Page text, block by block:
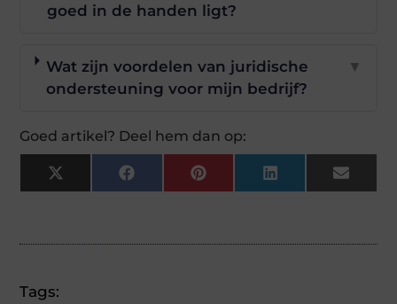
goed in de handen ligt?
Wat zijn voordelen van juridische
ondersteuning voor mijn bedrijf?
▼
Goed artikel? Deel hem dan op:
X
(Twitter)
FacebookPinterestLinkedInEmail
Tags: